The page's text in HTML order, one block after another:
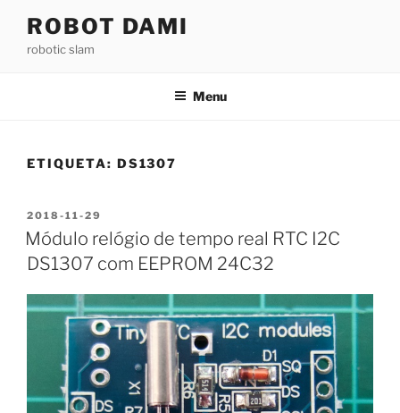
ROBOT DAMI
robotic slam
Menu
ETIQUETA: DS1307
PUBLICADO
EM
2018-11-29
Módulo relógio de tempo real RTC I2C
DS1307 com EEPROM 24C32